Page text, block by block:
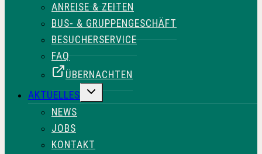
ANREISE & ZEITEN
BUS- & GRUPPENGESCHÄFT
BESUCHERSERVICE
FAQ
ÜBERNACHTEN
AKTUELLES
UNTERMENÜ
UMSCHALTEN
NEWS
JOBS
KONTAKT